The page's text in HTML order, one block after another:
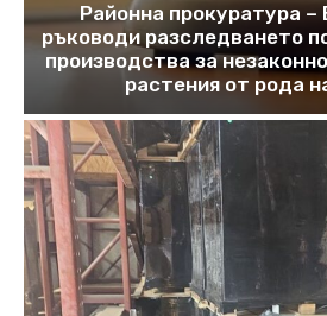
Районна прокуратура –
ръководи разследването
производства за
растения от рода